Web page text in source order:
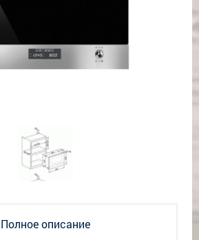
Полное описание